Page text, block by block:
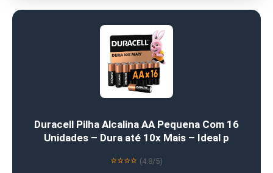
Duracell Pilha Alcalina AA Pequena Com 16
Unidades – Dura até 10x Mais – Ideal p
⭐⭐⭐⭐ (4.8/5)